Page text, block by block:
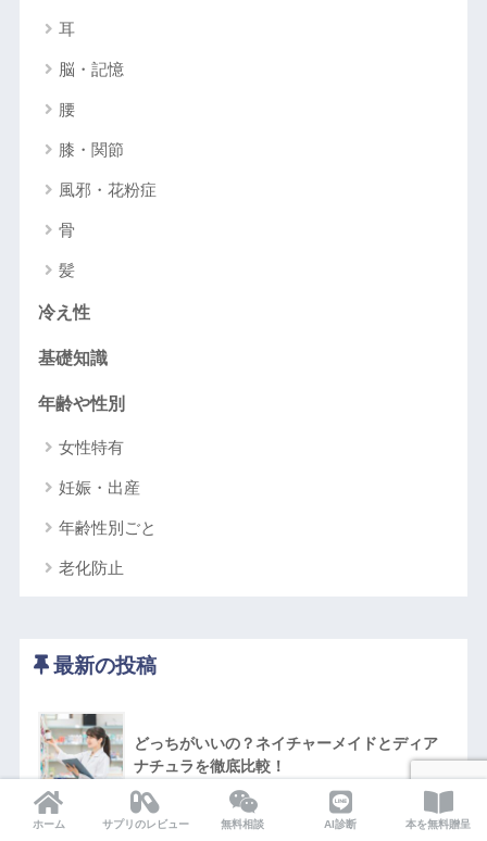
耳
脳・記憶
腰
膝・関節
風邪・花粉症
骨
髪
冷え性
基礎知識
年齢や性別
女性特有
妊娠・出産
年齢性別ごと
老化防止
最新の投稿
どっちがいいの？ネイチャーメイドとディア
ナチュラを徹底比較！
ホーム サプリのレビュー 無料相談 AI診断 本を無料贈呈